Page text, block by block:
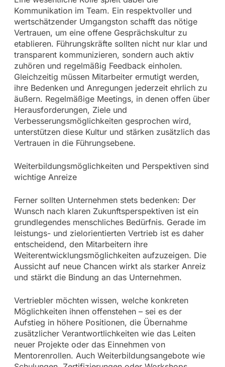
Kommunikation im Team. Ein respektvoller und
wertschätzender Umgangston schafft das nötige
Vertrauen, um eine offene Gesprächskultur zu
etablieren. Führungskräfte sollten nicht nur klar und
transparent kommunizieren, sondern auch aktiv
zuhören und regelmäßig Feedback einholen.
Gleichzeitig müssen Mitarbeiter ermutigt werden,
ihre Bedenken und Anregungen jederzeit ehrlich zu
äußern. Regelmäßige Meetings, in denen offen über
Herausforderungen, Ziele und
Verbesserungsmöglichkeiten gesprochen wird,
unterstützen diese Kultur und stärken zusätzlich das
Vertrauen in die Führungsebene.
Weiterbildungsmöglichkeiten und Perspektiven sind
wichtige Anreize
Ferner sollten Unternehmen stets bedenken: Der
Wunsch nach klaren Zukunftsperspektiven ist ein
grundlegendes menschliches Bedürfnis. Gerade im
leistungs- und zielorientierten Vertrieb ist es daher
entscheidend, den Mitarbeitern ihre
Weiterentwicklungsmöglichkeiten aufzuzeigen. Die
Aussicht auf neue Chancen wirkt als starker Anreiz
und stärkt die Bindung an das Unternehmen.
Vertriebler möchten wissen, welche konkreten
Möglichkeiten ihnen offenstehen – sei es der
Aufstieg in höhere Positionen, die Übernahme
zusätzlicher Verantwortlichkeiten wie das Leiten
neuer Projekte oder das Einnehmen von
Mentorenrollen. Auch Weiterbildungsangebote wie